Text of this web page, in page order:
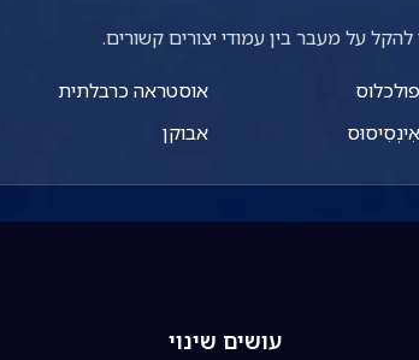
על מעבר בין עמודי יצורים קשורים.
אוסטראה כרבלתית
אבוקן
עושים שינוי